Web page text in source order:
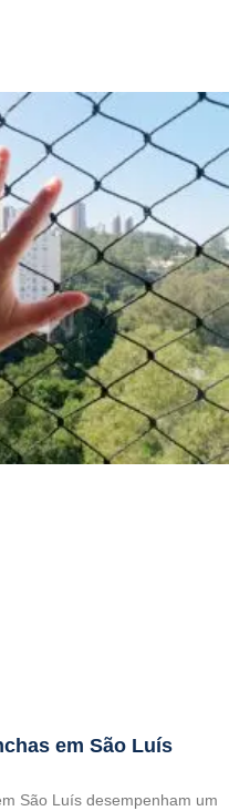
em São Luís
São Luís desempenham um